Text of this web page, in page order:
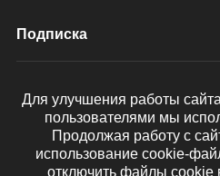
Подписка
Для улучшения работы
пользователями мы
Продолжая работу с
использование cookie-
отключить файлы cookie